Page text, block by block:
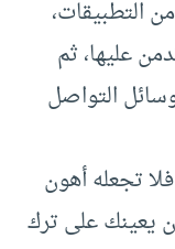
التطبيقات،
عليها، ثم
التواصل
تجعله أهون
يعينك على ترك